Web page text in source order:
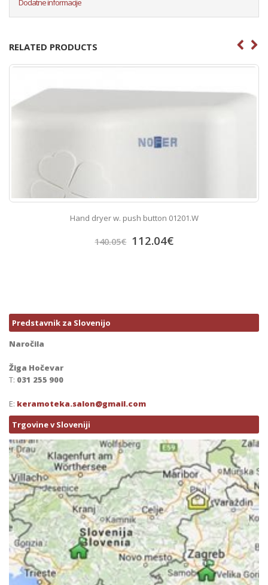
Dodatne informacije
RELATED PRODUCTS
Hand dryer w. push button 01201.W
140.05€ 112.04€
Predstavnik za Slovenijo
Naročila
Žiga Hočevar
T: 031 255 900
E: keramoteka.salon@gmail.com
Trgovine v Sloveniji